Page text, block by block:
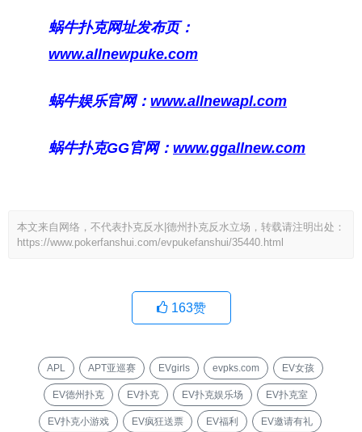
蜗牛扑克网址发布页：
www.allnewpuke.com
蜗牛娱乐官网： www.allnewapl.com
蜗牛扑克GG官网： www.ggallnew.com
本文来自网络，不代表扑克反水|德州扑克反水立场，转载请注明出处：
https://www.pokerfanshui.com/evpukefanshui/35440.html
163赞
APL APT亚巡赛 EVgirls evpks.com EV女孩
EV德州扑克 EV扑克 EV扑克娱乐场 EV扑克室
EV扑克小游戏 EV疯狂送票 EV福利 EV邀请有礼